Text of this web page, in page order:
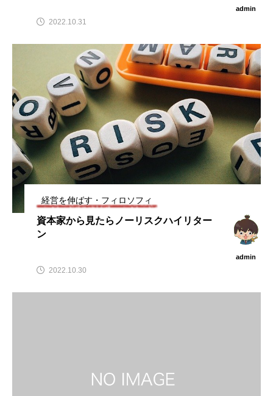
admin
2022.10.31
経営を伸ばす・フィロソフィ
資本家から見たらノーリスクハイリター
ン
admin
2022.10.30